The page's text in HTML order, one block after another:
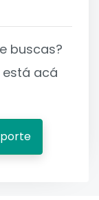
buscas?
está acá